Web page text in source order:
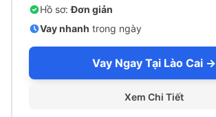
Hồ sơ:Đơn giản
Vay nhanh trong ngày
Vay Ngay Tại Lào Cai →
Xem Chi Tiết